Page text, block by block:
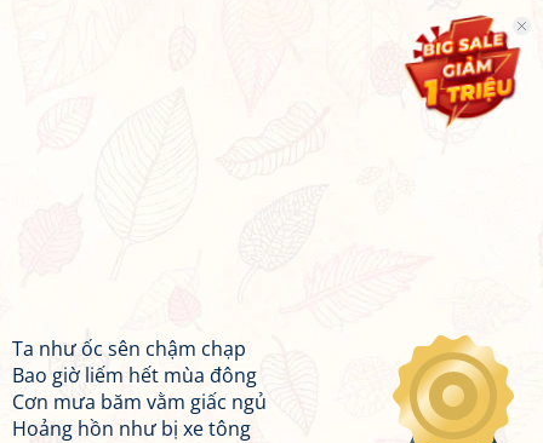
Ta như ốc sên chậm chạp
Bao giờ liếm hết mùa đông
Cơn mưa băm vằm giấc ngủ
Hoảng hồn như bị xe tông